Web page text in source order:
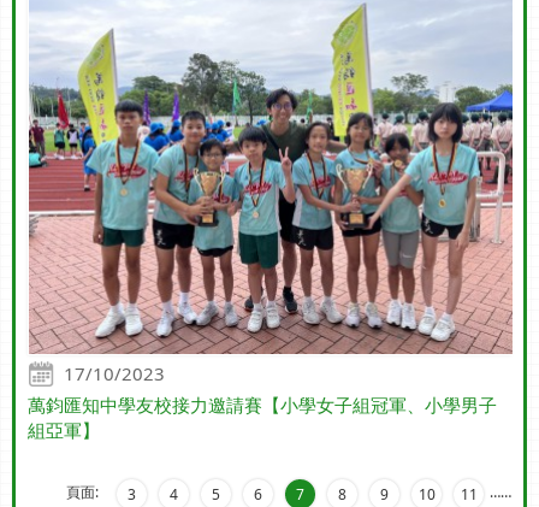
17/10/2023
萬鈞匯知中學友校接力邀請賽【小學女子組冠軍、小學男子
組亞軍】
頁面: …
3 4 5 6 7 8 9 10 11 …